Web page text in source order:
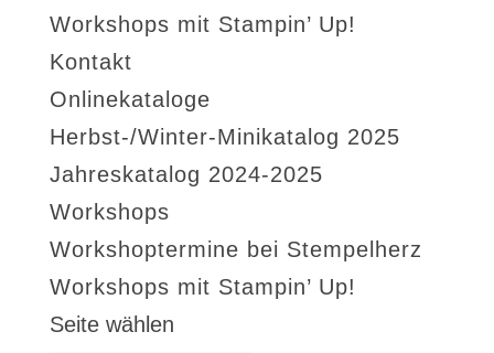
Workshops mit Stampin’ Up!
Kontakt
Onlinekataloge
Herbst-/Winter-Minikatalog 2025
Jahreskatalog 2024-2025
Workshops
Workshoptermine bei Stempelherz
Workshops mit Stampin’ Up!
Seite wählen